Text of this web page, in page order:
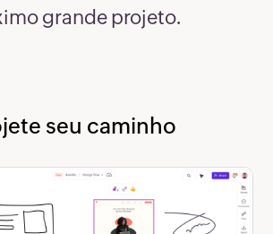
grande projeto.
seu caminho